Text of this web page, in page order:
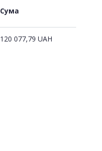
Сума
120 077,79 UAH